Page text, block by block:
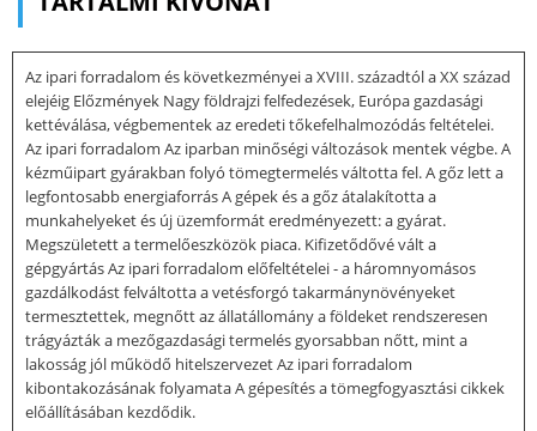
Az ipari forradalom és következményei a XVIII. századtól a XX század
elejéig Előzmények Nagy földrajzi felfedezések, Európa gazdasági
kettéválása, végbementek az eredeti tőkefelhalmozódás feltételei.
Az ipari forradalom Az iparban minőségi változások mentek végbe. A
kézműipart gyárakban folyó tömegtermelés váltotta fel. A gőz lett a
legfontosabb energiaforrás A gépek és a gőz átalakította a
munkahelyeket és új üzemformát eredményezett: a gyárat.
Megszületett a termelőeszközök piaca. Kifizetődővé vált a
gépgyártás Az ipari forradalom előfeltételei - a háromnyomásos
gazdálkodást felváltotta a vetésforgó takarmánynövényeket
termesztettek, megnőtt az állatállomány a földeket rendszeresen
trágyázták a mezőgazdasági termelés gyorsabban nőtt, mint a
lakosság jól működő hitelszervezet Az ipari forradalom
kibontakozásának folyamata A gépesítés a tömegfogyasztási cikkek
előállításában kezdődik.